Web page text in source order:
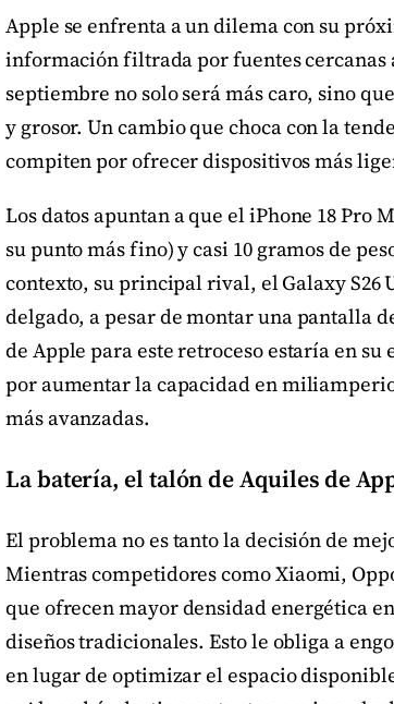
Apple se enfrenta a un dilema con su
información filtrada por fuentes
septiembre no solo será más caro, sino
y grosor. Un cambio que choca con la
compiten por ofrecer dispositivos más
Los datos apuntan a que el iPhone 18 Pro
su punto más fino) y casi 10 gramos de
contexto, su principal rival, el Galaxy S26
delgado, a pesar de montar una pantalla
de Apple para este retroceso estaría en
por aumentar la capacidad en
más avanzadas.
La batería, el talón de Aquiles de
El problema no es tanto la decisión de
Mientras competidores como Xiaomi,
que ofrecen mayor densidad energética
diseños tradicionales. Esto le obliga a
en lugar de optimizar el espacio